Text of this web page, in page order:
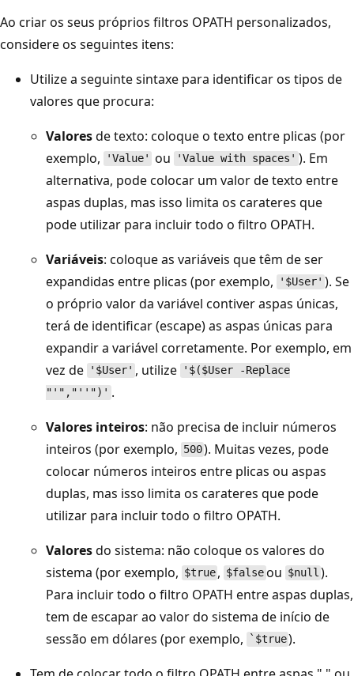
Ao criar os seus próprios filtros OPATH personalizados,
considere os seguintes itens:
Utilize a seguinte sintaxe para identificar os tipos de
valores que procura:
Valoresde texto: coloque o texto entre plicas (por
exemplo,
'Value' ou 'Value with spaces' ). Em
alternativa, pode colocar um valor de texto entre
aspas duplas, mas isso limita os carateres que
pode utilizar para incluir todo o filtro OPATH.
Variáveis: coloque as variáveis que têm de ser
expandidas entre plicas (por exemplo,
'$User' ). Se
o próprio valor da variável contiver aspas únicas,
terá de identificar (escape) as aspas únicas para
expandir a variável corretamente. Por exemplo, em
vez de
'$User' , utilize
'$($User -Replace
"'","''")' .
Valores inteiros: não precisa de incluir números
inteiros (por exemplo, 500). Muitas vezes, pode
colocar números inteiros entre plicas ou aspas
duplas, mas isso limita os carateres que pode
utilizar para incluir todo o filtro OPATH.
Valoresdo sistema: não coloque os valores do
sistema (por exemplo, $true , $falseou $null ).
Para incluir todo o filtro OPATH entre aspas duplas,
tem de escapar ao valor do sistema de início de
sessão em dólares (por exemplo,
`$true).